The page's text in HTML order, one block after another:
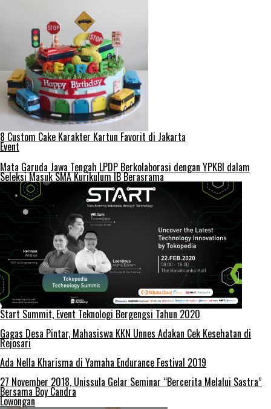
8 Custom Cake Karakter Kartun Favorit di Jakarta
Event
Mata Garuda Jawa Tengah LPDP Berkolaborasi dengan YPKBI dalam
Seleksi Masuk SMA Kurikulum IB Berasrama
Start Summit, Event Teknologi Bergengsi Tahun 2020
Gagas Desa Pintar, Mahasiswa KKN Unnes Adakan Cek Kesehatan di
Rejosari
Ada Nella Kharisma di Yamaha Endurance Festival 2019
27 November 2018, Unissula Gelar Seminar “Bercerita Melalui Sastra”
Bersama Boy Candra
Lowongan